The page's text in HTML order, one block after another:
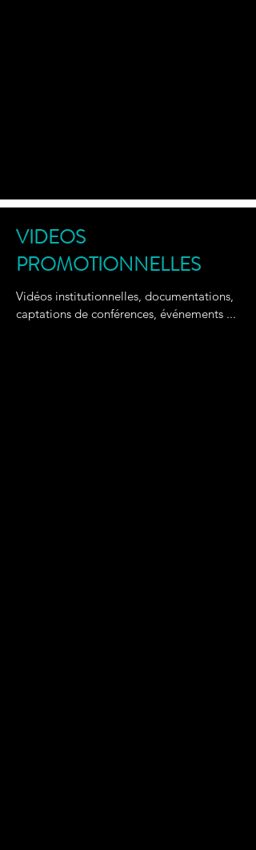
VIDEOS
PROMOTIONNELLES
Vidéos institutionnelles, documentations,
captations de conférences, événements ...